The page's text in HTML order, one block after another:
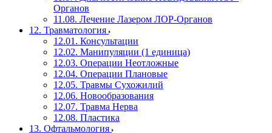
Органов
11.08. Лечение Лазером ЛОР-Органов
12. Травматология
12.01. Консультации
12.02. Манипуляции (1 единица)
12.03. Операции Неотложные
12.04. Операции Плановые
12.05. Травмы Сухожилий
12.06. Новообразования
12.07. Травма Нерва
12.08. Пластика
13. Офтальмология